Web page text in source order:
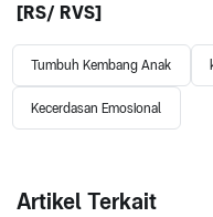
[RS/ RVS]
Tumbuh Kembang Anak
Kecerdasan Emosional
Artikel Terkait